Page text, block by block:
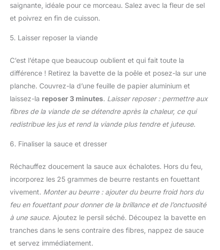
saignante, idéale pour ce morceau. Salez avec la fleur de sel
et poivrez en fin de cuisson.
5. Laisser reposer la viande
C’est l’étape que beaucoup oublient et qui fait toute la
différence ! Retirez la bavette de la poêle et posez-la sur une
planche. Couvrez-la d’une feuille de papier aluminium et
laissez-la reposer 3 minutes. Laisser reposer : permettre aux
fibres de la viande de se détendre après la chaleur, ce qui
redistribue les jus et rend la viande plus tendre et juteuse.
6. Finaliser la sauce et dresser
Réchauffez doucement la sauce aux échalotes. Hors du feu,
incorporez les 25 grammes de beurre restants en fouettant
vivement. Monter au beurre : ajouter du beurre froid hors du
feu en fouettant pour donner de la brillance et de l’onctuosité
à une sauce. Ajoutez le persil séché. Découpez la bavette en
tranches dans le sens contraire des fibres, nappez de sauce
et servez immédiatement.